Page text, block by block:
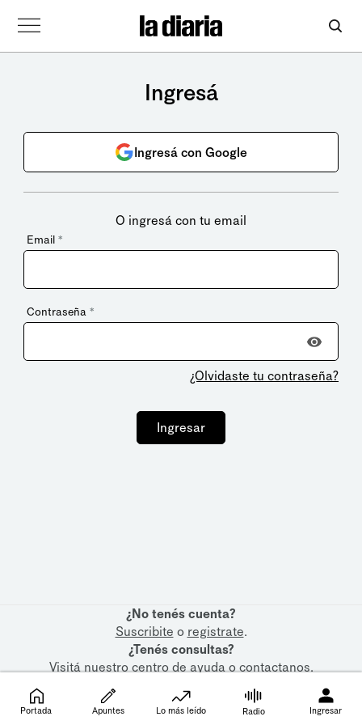
Ingresá
Ingresá con Google
O ingresá con tu email
Email *
Contraseña *
¿Olvidaste tu contraseña?
Ingresar
¿No tenés cuenta?
Suscribite o registrate.
¿Tenés consultas?
Visitá nuestrocentro de ayudaocontactanos.
Portada Apuntes Lo más leído Radio Ingresar